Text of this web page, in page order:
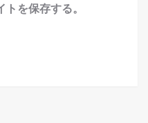
を保存する。